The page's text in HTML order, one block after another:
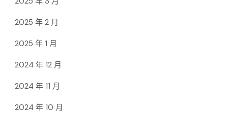
2025 年 2 月
2025 年 1 月
2024 年 12 月
2024 年 11 月
2024 年 10 月